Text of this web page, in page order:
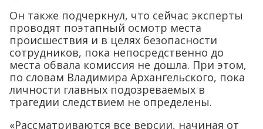
Он также подчеркнул, что сейчас эксперты
проводят поэтапный осмотр места
происшествия и в целях безопасности
сотрудников, пока непосредственно до
места обвала комиссия не дошла. При этом,
по словам Владимира Архангельского, пока
личности главных подозреваемых в
трагедии следствием не определены.
«Рассматриваются все версии, начиная от